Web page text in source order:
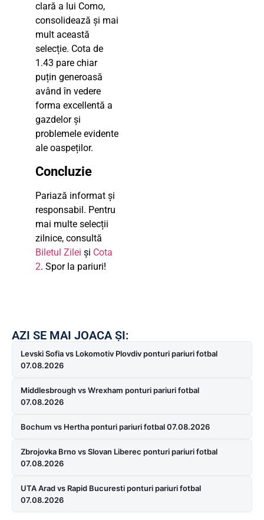
clară a lui Como,
consolidează și mai
mult această
selecție. Cota de
1.43 pare chiar
puțin generoasă
având în vedere
forma excellentă a
gazdelor și
problemele evidente
ale oaspeților.
Concluzie
Pariază informat și
responsabil. Pentru
mai multe selecții
zilnice, consultă
Biletul Zilei și Cota
2. Spor la pariuri!
AZI SE MAI JOACA ȘI:
Levski Sofia vs Lokomotiv Plovdiv ponturi pariuri fotbal
07.08.2026
Middlesbrough vs Wrexham ponturi pariuri fotbal
07.08.2026
Bochum vs Hertha ponturi pariuri fotbal 07.08.2026
Zbrojovka Brno vs Slovan Liberec ponturi pariuri fotbal
07.08.2026
UTA Arad vs Rapid Bucuresti ponturi pariuri fotbal
07.08.2026